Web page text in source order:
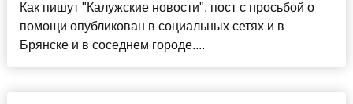
Как пишут "Калужские новости", пост с просьбой о
помощи опубликован в социальных сетях и в
Брянске и в соседнем городе....